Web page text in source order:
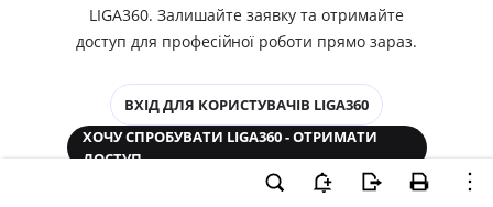
LIGA360. Залишайте заявку та отримайте
доступ для професійної роботи прямо зараз.
ВХІД ДЛЯ КОРИСТУВАЧІВ LIGA360
ХОЧУ СПРОБУВАТИ LIGA360 - ОТРИМАТИ
ДОСТУП